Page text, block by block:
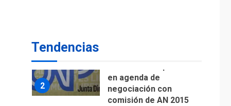
Tendencias
2
en agenda de
negociación con
comisión de AN 2015